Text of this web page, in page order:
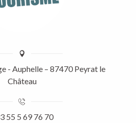
- Auphelle – 87470 Peyrat le
Château
55 5 69 76 70